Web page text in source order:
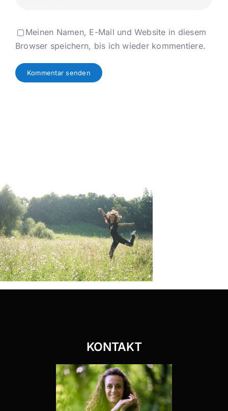
Meinen Namen, E-Mail und Website in diesem
Browser speichern, bis ich wieder kommentiere.
KONTAKT